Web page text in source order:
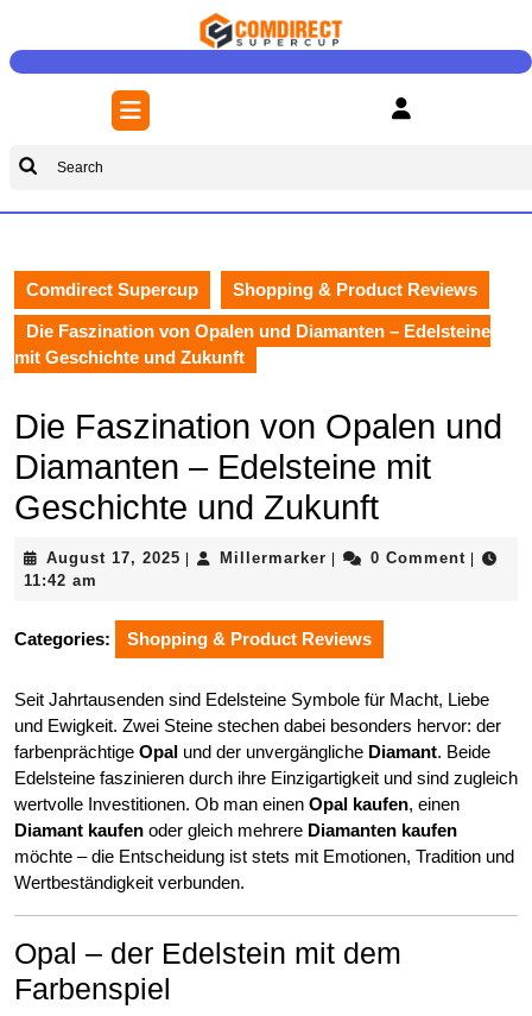
content
Open
Button
Search
Comdirect Supercup Shopping & Product Reviews
Die Faszination von Opalen und Diamanten – Edelsteine
mit Geschichte und Zukunft
Die Faszination von Opalen und
Diamanten – Edelsteine mit
Geschichte und Zukunft
August 17, 2025 August
| Millermarker Millermarker
| 0 Comment |
11:42 am
Categories: Shopping & Product Reviews
Seit Jahrtausenden sind Edelsteine Symbole für Macht, Liebe
und Ewigkeit. Zwei Steine stechen dabei besonders hervor: der
farbenprächtige Opal und der unvergängliche Diamant. Beide
Edelsteine faszinieren durch ihre Einzigartigkeit und sind zugleich
wertvolle Investitionen. Ob man einen Opal kaufen, einen
Diamant kaufen oder gleich mehrere Diamanten kaufen
möchte – die Entscheidung ist stets mit Emotionen, Tradition und
Wertbeständigkeit verbunden.
Opal – der Edelstein mit dem
Farbenspiel